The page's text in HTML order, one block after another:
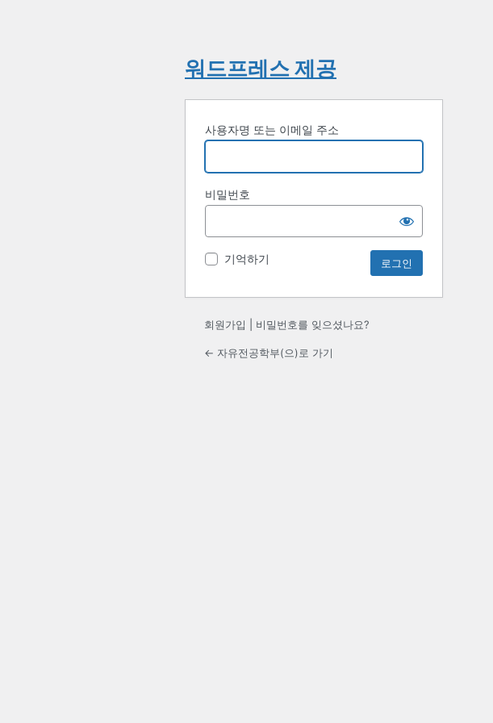
워드프레스 제공
사용자명 또는 이메일 주소
비밀번호
기억하기
회원가입 비밀번호를 잊으셨나요?
← 자유전공학부(으)로 가기